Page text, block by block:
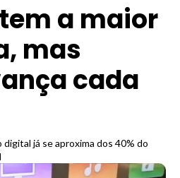
a maior
mas
cada
já se aproxima dos 40% do